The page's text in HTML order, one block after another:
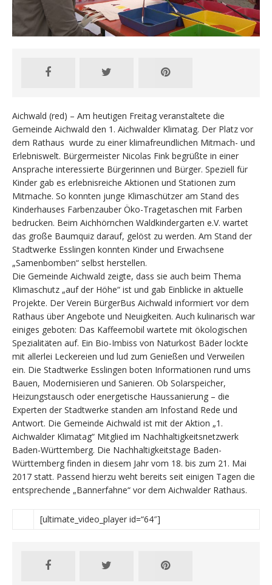
Aichwald (red) – Am heutigen Freitag veranstaltete die
Gemeinde Aichwald den 1. Aichwalder Klimatag. Der Platz vor
dem Rathaus wurde zu einer klimafreundlichen Mitmach- und
Erlebniswelt. Bürgermeister Nicolas Fink begrüßte in einer
Ansprache interessierte Bürgerinnen und Bürger. Speziell für
Kinder gab es erlebnisreiche Aktionen und Stationen zum
Mitmache. So konnten junge Klimaschützer am Stand des
Kinderhauses Farbenzauber Öko-Tragetaschen mit Farben
bedrucken. Beim Aichhörnchen Waldkindergarten e.V. wartet
das große Baumquiz darauf, gelöst zu werden. Am Stand der
Stadtwerke Esslingen konnten Kinder und Erwachsene
„Samenbomben“ selbst herstellen.
Die Gemeinde Aichwald zeigte, dass sie auch beim Thema
Klimaschutz „auf der Höhe“ ist und gab Einblicke in aktuelle
Projekte. Der Verein BürgerBus Aichwald informiert vor dem
Rathaus über Angebote und Neuigkeiten. Auch kulinarisch war
einiges geboten: Das Kaffeemobil wartete mit ökologischen
Spezialitäten auf. Ein Bio-Imbiss von Naturkost Bäder lockte
mit allerlei Leckereien und lud zum Genießen und Verweilen
ein. Die Stadtwerke Esslingen boten Informationen rund ums
Bauen, Modernisieren und Sanieren. Ob Solarspeicher,
Heizungstausch oder energetische Haussanierung – die
Experten der Stadtwerke standen am Infostand Rede und
Antwort. Die Gemeinde Aichwald ist mit der Aktion „1.
Aichwalder Klimatag“ Mitglied im Nachhaltigkeitsnetzwerk
Baden-Württemberg. Die Nachhaltigkeitstage Baden-
Württemberg finden in diesem Jahr vom 18. bis zum 21. Mai
2017 statt. Passend hierzu weht bereits seit einigen Tagen die
entsprechende „Bannerfahne“ vor dem Aichwalder Rathaus.
[ultimate_video_player id=“64″]